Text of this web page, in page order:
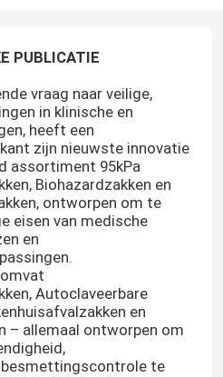
PUBLICATIE
vraag naar veilige,
in klinische en
heeft een
zijn nieuwste innovatie
assortiment 95kPa
Biohazardzakken en
ontworpen om te
eisen van medische
en
Autoclaveerbare
en
– allemaal ontworpen om
te